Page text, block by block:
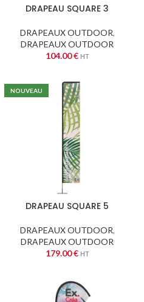
DRAPEAU SQUARE 3
DRAPEAUX OUTDOOR,
DRAPEAUX OUTDOOR
104.00€ HT
NOUVEAU
DRAPEAU SQUARE 5
DRAPEAUX OUTDOOR,
DRAPEAUX OUTDOOR
179.00€ HT